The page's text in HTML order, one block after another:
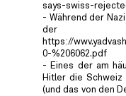
says-swiss-
- Während der
der
https://
0-%206062.pdf
- Eines der am
Hitler die Schweiz
(und das von den